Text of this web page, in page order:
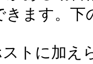
きます。
トに加え